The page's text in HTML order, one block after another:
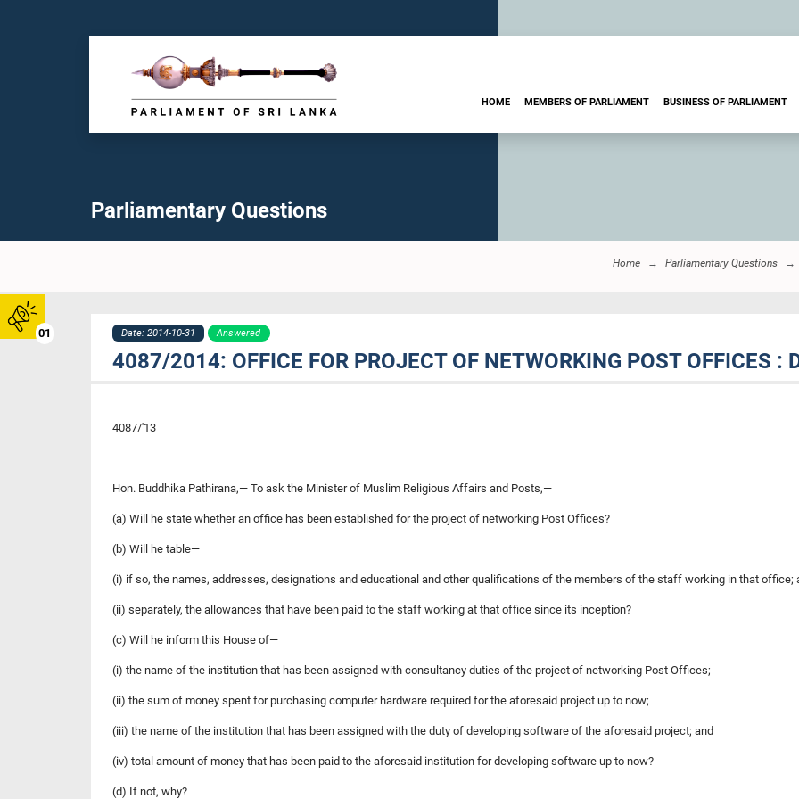
01
HOME MEMBERS OF PARLIAMENT BUSINESS OF PARLIAMENT
Parliamentary Questions
Home Parliamentary Questions
Date: 2014-10-31 Answered
4087/2014: OFFICE FOR PROJECT OF NETWORKING POST OFFICES :
4087/'13
Hon. Buddhika Pathirana,— To ask the Minister of Muslim Religious Affairs and Posts,—
(a) Will he state whether an office has been established for the project of networking Post Offices?
(b) Will he table—
(i) if so, the names, addresses, designations and educational and other qualifications of the members of the staff working in that office;
(ii) separately, the allowances that have been paid to the staff working at that office since its inception?
(c) Will he inform this House of—
(i) the name of the institution that has been assigned with consultancy duties of the project of networking Post Offices;
(ii) the sum of money spent for purchasing computer hardware required for the aforesaid project up to now;
(iii) the name of the institution that has been assigned with the duty of developing software of the aforesaid project; and
(iv) total amount of money that has been paid to the aforesaid institution for developing software up to now?
(d) If not, why?